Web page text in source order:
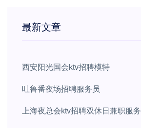
最新文章
西安阳光国会ktv招聘模特
吐鲁番夜场招聘服务员
上海夜总会ktv招聘双休日兼职服务